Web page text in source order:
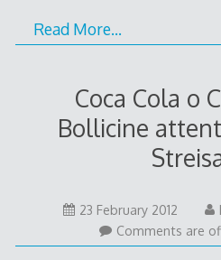
Read More…
Coca Cola o
Bollicine
23 February 201210
March
2012
Comments are